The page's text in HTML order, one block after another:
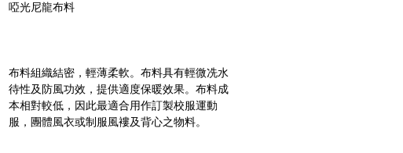
布料組織結密，輕薄柔軟。布料具有輕微冼水
待性及防風功效，提供適度保暖效果。布料成
本相對較低，因此最適合用作訂製校服運動